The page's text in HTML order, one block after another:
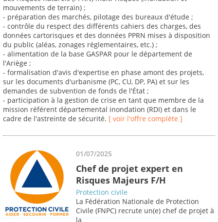
mouvements de terrain) ;
- préparation des marchés, pilotage des bureaux d'étude ;
- contrôle du respect des différents cahiers des charges, des
données cartorisques et des données PPRN mises à disposition
du public (aléas, zonages réglementaires, etc.) ;
- alimentation de la base GASPAR pour le département de
l'Ariège ;
- formalisation d'avis d'expertise en phase amont des projets,
sur les documents d'urbanisme (PC, CU, DP, PA) et sur les
demandes de subvention de fonds de l'État ;
- participation à la gestion de crise en tant que membre de la
mission référent départemental inondation (RDI) et dans le
cadre de l'astreinte de sécurité. [ voir l'offre complète ]
01/07/2025
Chef de projet expert en
Risques Majeurs F/H
Protection civile
La Fédération Nationale de Protection
Civile (FNPC) recrute un(e) chef de projet à
la